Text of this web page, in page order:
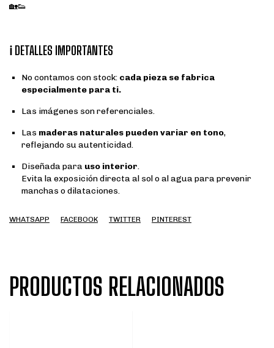
🏡👟
ℹ️ DETALLES IMPORTANTES
No contamos con stock: cada pieza se fabrica
especialmente para ti.
Las imágenes son referenciales.
Las maderas naturales pueden variar en tono,
reflejando su autenticidad.
Diseñada para uso interior.
Evita la exposición directa al sol o al agua para prevenir
manchas o dilataciones.
WHATSAPP FACEBOOK TWITTER PINTEREST
PRODUCTOS RELACIONADOS